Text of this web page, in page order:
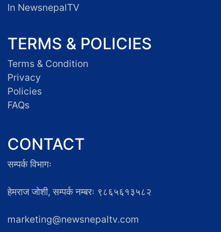
In NewsnepalTV
TERMS & POLICIES
Terms & Condition
Privacy
Policies
FAQs
CONTACT
सम्पर्क विभागः
हेमराज जोशी, सम्पर्क नम्बरः ९८६५६१३५८२
marketing@newsnepaltv.com